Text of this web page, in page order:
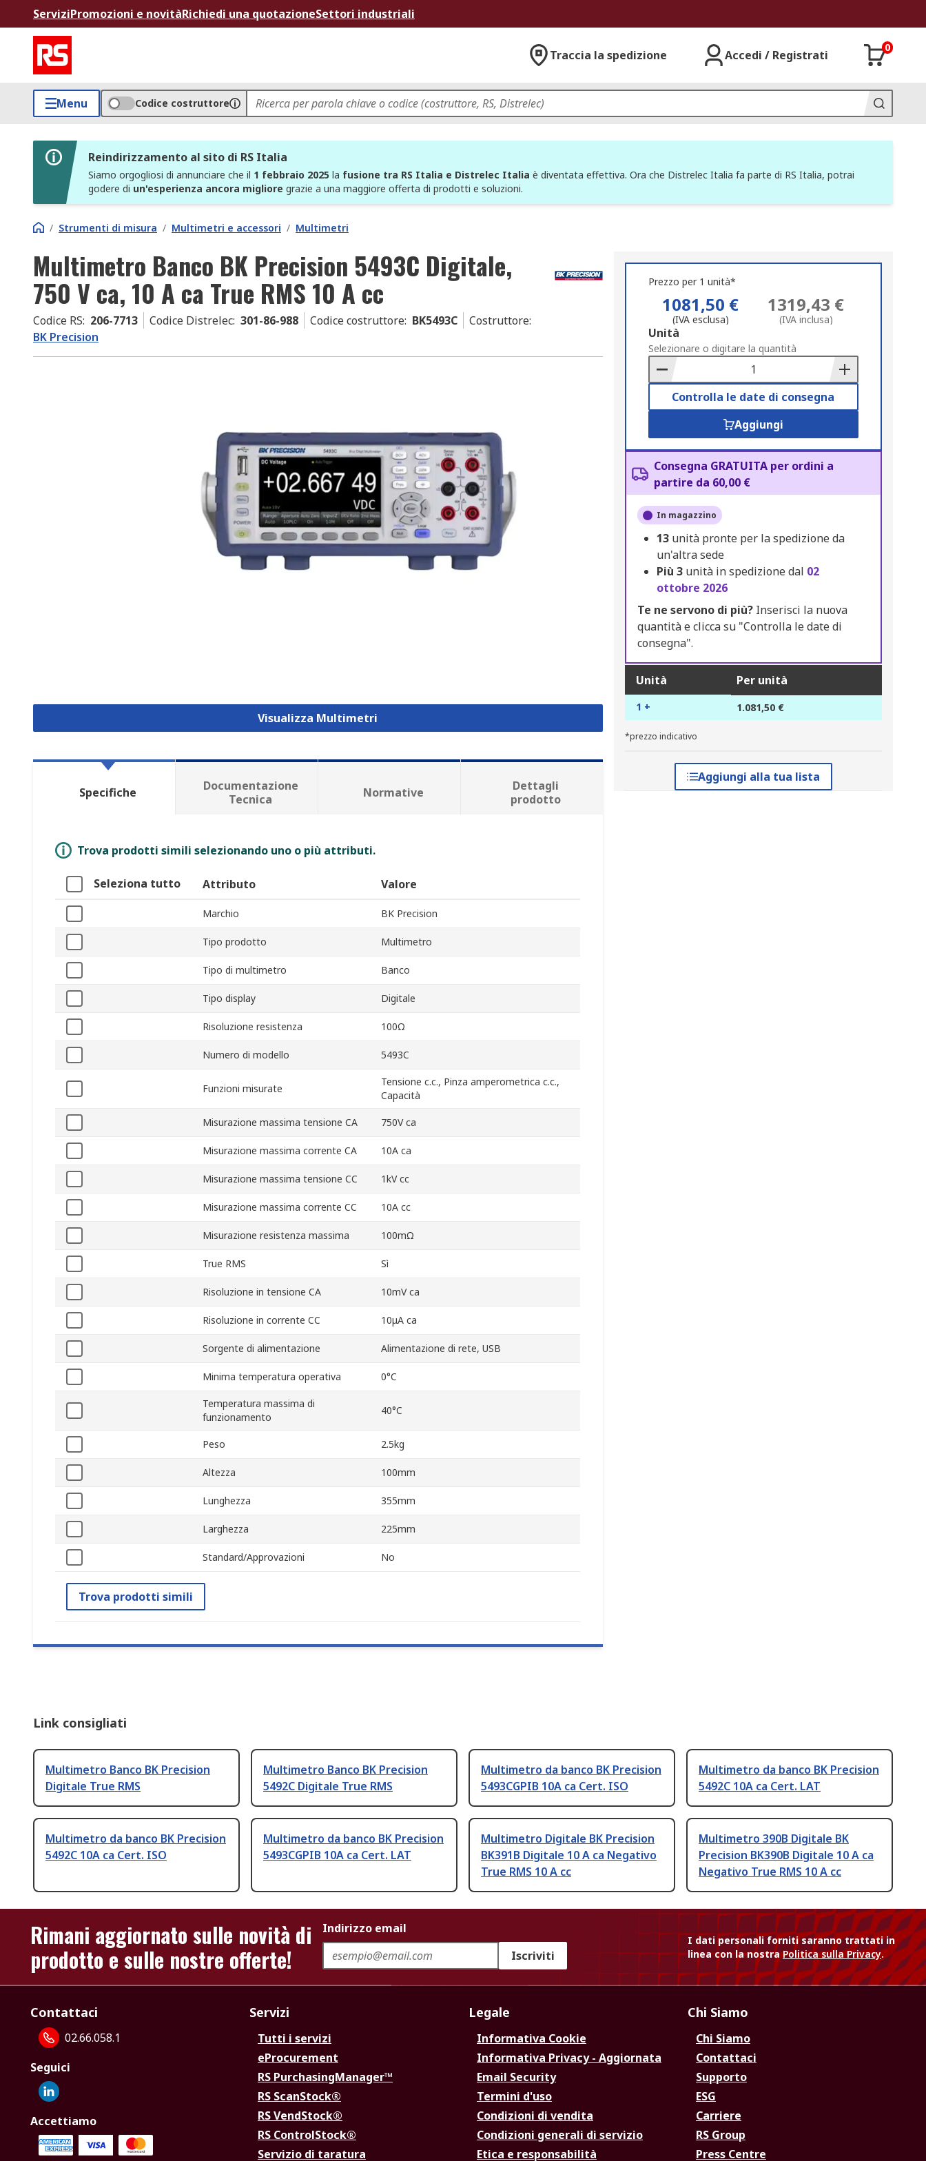
ServiziPromozioni e novitàRichiedi una quotazioneSettori industriali
Traccia la spedizione Accedi / Registrati
0
Menu Codice costruttore
Reindirizzamento al sito di RS Italia
Siamo orgogliosi di annunciare che il 1 febbraio 2025 la fusione tra RS Italia e Distrelec Italia è diventata effettiva. Ora che Distrelec Italia fa parte di RS Italia, potrai
godere di un'esperienza ancora migliore grazie a una maggiore offerta di prodotti e soluzioni.
/ Strumenti di misura / Multimetri e accessori / Multimetri
Multimetro Banco BK Precision 5493C Digitale,
750 V ca, 10 A ca True RMS 10 A cc
Codice RS: 206-7713 Codice Distrelec: 301-86-988 Codice costruttore: BK5493C Costruttore:
BK Precision
Visualizza Multimetri
Prezzo per 1 unità*
1081,50 €
(IVA esclusa)
1319,43 €
(IVA inclusa)
Add
to
Basket
Unità
Selezionare o digitare la quantità
Controlla le date di consegna
Aggiungi
Consegna GRATUITA per ordini a
partire da 60,00 €
In magazzino
13 unità pronte per la spedizione da
un'altra sede
Più 3 unità in spedizione dal 02
ottobre 2026
Te ne servono di più?Inserisci la nuova
quantità e clicca su "Controlla le date di
consegna".
Unità Per unità
1 + 1.081,50 €
*prezzo indicativo
Aggiungi alla tua lista
Specifiche
Documentazione
Tecnica
Normative
Dettagli
prodotto
Trova prodotti simili selezionando uno o più attributi.
Seleziona tutto Attributo Valore
Marchio BK Precision
Tipo prodotto Multimetro
Tipo di multimetro Banco
Tipo display Digitale
Risoluzione resistenza 100Ω
Numero di modello 5493C
Funzioni misurate
Tensione c.c., Pinza amperometrica c.c.,
Capacità
Misurazione massima tensione CA 750V ca
Misurazione massima corrente CA 10A ca
Misurazione massima tensione CC 1kV cc
Misurazione massima corrente CC 10A cc
Misurazione resistenza massima 100mΩ
True RMS Sì
Risoluzione in tensione CA 10mV ca
Risoluzione in corrente CC 10μA ca
Sorgente di alimentazione Alimentazione di rete, USB
Minima temperatura operativa 0°C
Temperatura massima di
funzionamento
40°C
Peso 2.5kg
Altezza 100mm
Lunghezza 355mm
Larghezza 225mm
Standard/Approvazioni No
Trova prodotti simili
Link consigliati
Multimetro Banco BK Precision
Digitale True RMS
Multimetro Banco BK Precision
5492C Digitale True RMS
Multimetro da banco BK Precision
5493CGPIB 10A ca Cert. ISO
Multimetro da banco BK Precision
5492C 10A ca Cert. LAT
Multimetro da banco BK Precision
5492C 10A ca Cert. ISO
Multimetro da banco BK Precision
5493CGPIB 10A ca Cert. LAT
Multimetro Digitale BK Precision
BK391B Digitale 10 A ca Negativo
True RMS 10 A cc
Multimetro 390B Digitale BK
Precision BK390B Digitale 10 A ca
Negativo True RMS 10 A cc
Rimani aggiornato sulle novità di
prodotto e sulle nostre offerte!
Indirizzo email
Iscriviti
I dati personali forniti saranno trattati in
linea con la nostraPolitica sulla Privacy.
Contattaci
02.66.058.1
Seguici
Accettiamo
Servizi
Tutti i servizi
eProcurement
RS PurchasingManager™
RS ScanStock®
RS VendStock®
RS ControlStock®
Servizio di taratura
Legale
Informativa Cookie
Informativa Privacy - Aggiornata
Email Security
Termini d'uso
Condizioni di vendita
Condizioni generali di servizio
Etica e responsabilità
Chi Siamo
Chi Siamo
Contattaci
Supporto
ESG
Carriere
RS Group
Press Centre